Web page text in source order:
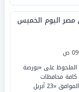
مصر اليوم الخميس
على «بورصة
كافة محافظات
الجمهورية، صباح اليوم الخميس الموافق «23 أبريل